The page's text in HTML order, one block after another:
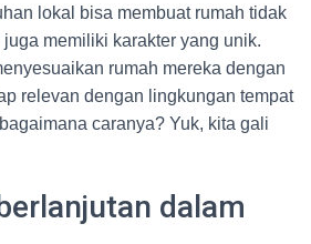
lokal bisa membuat rumah tidak
memiliki karakter yang unik.
rumah mereka dengan
relevan dengan lingkungan tempat
caranya? Yuk, kita gali
dalam